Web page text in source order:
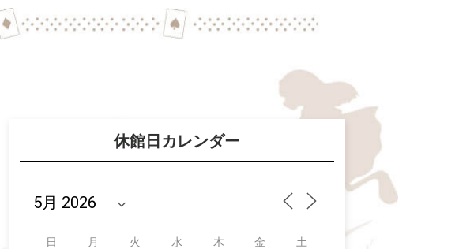
休館日カレンダー
日 月 火 水 木 金 土